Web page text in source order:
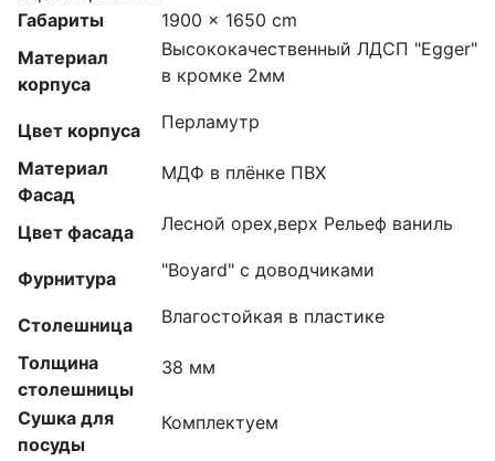
Габариты
1900 × 1650 cm
Материал
корпуса
Высококачественный ЛДСП "Egger"
в кромке 2мм
Цвет корпуса Перламутр
Материал
Фасад
МДФ в плёнке ПВХ
Цвет фасада Лесной орех,верх Рельеф ваниль
Фурнитура "Boyard" с доводчиками
Столешница Влагостойкая в пластике
Толщина
столешницы
38 мм
Сушка для
посуды
Комплектуем